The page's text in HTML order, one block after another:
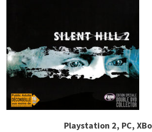
Playstation 2, PC,